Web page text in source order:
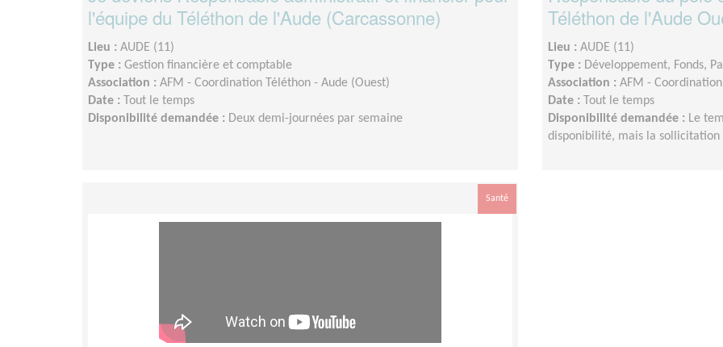
l'équipe du Téléthon de l'Aude (Carcassonne)
Lieu : AUDE (11)
Type : Gestion financière et comptable
Association : AFM - Coordination Téléthon - Aude (Ouest)
Date :
Tout le temps
Disponibilité demandée : Deux demi-journées par semaine
Téléthon de l'Aude
Lieu : AUDE (11)
Type : Développement, Fonds,
Association : AFM -
Date :
Tout le temps
Disponibilité demandée : Le
disponibilité, mais la
Santé